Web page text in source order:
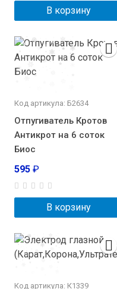
В корзину
Код артикула: Б2634
Отпугиватель Кротов
Антикрот на 6 соток
Биос
595 ₽
В корзину
Код артикула: К1339